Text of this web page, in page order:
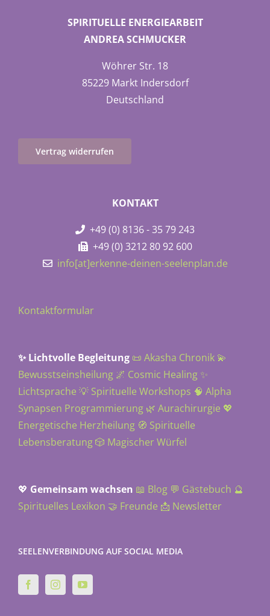
SPIRITUELLE ENERGIEARBEIT
ANDREA SCHMUCKER
Wöhrer Str. 18
85229 Markt Indersdorf
Deutschland
Vertrag widerrufen
KONTAKT
+49 (0) 8136 - 35 79 243
+49 (0) 3212 80 92 600
info[at]erkenne-deinen-seelenplan.de
Kontaktformular
✨ Lichtvolle Begleitung 📜 Akasha Chronik 💫
Bewusstseinsheilung 🌌 Cosmic Healing ✨
Lichtsprache 💡 Spirituelle Workshops 🧠 Alpha
Synapsen Programmierung 🌿 Aurachirurgie 💖
Energetische Herzheilung 🧭 Spirituelle
Lebensberatung🎲 Magischer Würfel
💖 Gemeinsam wachsen 📖 Blog 💬 Gästebuch 🔮
Spirituelles Lexikon 🤝 Freunde 📩 Newsletter
SEELENVERBINDUNG AUF SOCIAL MEDIA